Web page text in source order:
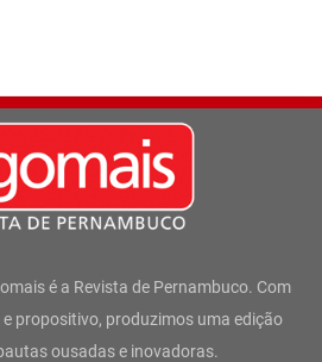
é a Revista de Pernambuco. Com
propositivo, produzimos uma edição
ousadas e inovadoras.